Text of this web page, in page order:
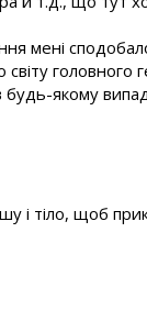
мені
головного
якому
і тіло, щоб